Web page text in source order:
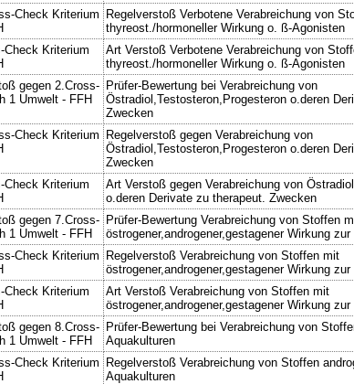
Check Kriterium
Regelverstoß Verbotene Verabreichung von
thyreost./hormoneller Wirkung o. ß-Agonisten
Check Kriterium
Art Verstoß Verbotene Verabreichung von
thyreost./hormoneller Wirkung o. ß-Agonisten
gegen 2.Cross-
1 Umwelt - FFH
Prüfer-Bewertung bei Verabreichung von
Östradiol,Testosteron,Progesteron o.deren
Zwecken
Check Kriterium
Regelverstoß gegen Verabreichung von
Östradiol,Testosteron,Progesteron o.deren
Zwecken
Check Kriterium
Art Verstoß gegen Verabreichung von
o.deren Derivate zu therapeut. Zwecken
gegen 7.Cross-
1 Umwelt - FFH
Prüfer-Bewertung Verabreichung von Stoffen
östrogener,androgener,gestagener Wirkung
Check Kriterium
Regelverstoß Verabreichung von Stoffen mit
östrogener,androgener,gestagener Wirkung
Check Kriterium
Art Verstoß Verabreichung von Stoffen mit
östrogener,androgener,gestagener Wirkung
gegen 8.Cross-
1 Umwelt - FFH
Prüfer-Bewertung bei Verabreichung von
Aquakulturen
Check Kriterium
Regelverstoß Verabreichung von Stoffen
Aquakulturen